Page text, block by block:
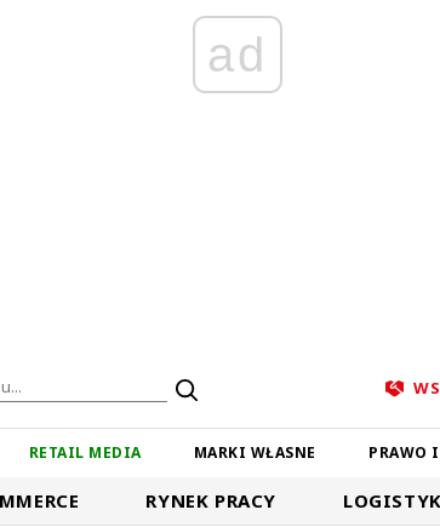
ad
RETAIL MEDIA MARKI WŁASNE PRAWO
RYNEK PRACY